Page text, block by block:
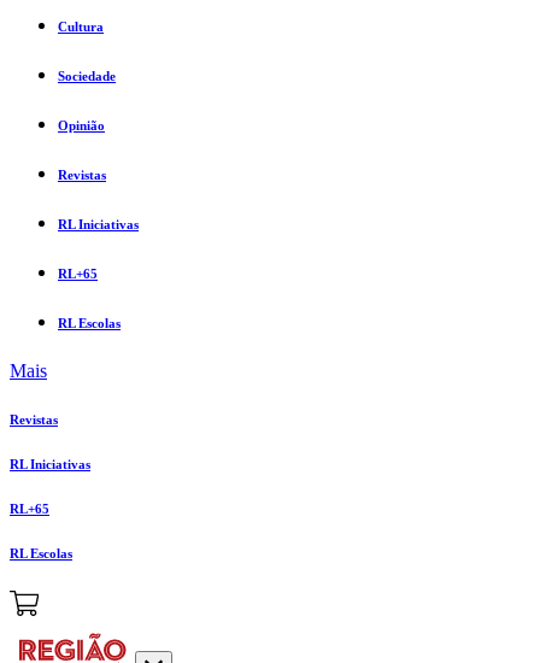
Cultura
Sociedade
Opinião
Revistas
RL Iniciativas
RL+65
RL Escolas
Mais
Revistas
RL Iniciativas
RL+65
RL Escolas